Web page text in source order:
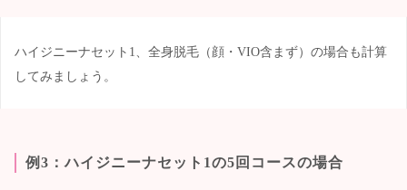
ハイジニーナセット1、全身脱毛（顔・VIO含まず）の場合も計算
してみましょう。
例3：ハイジニーナセット1の5回コースの場合